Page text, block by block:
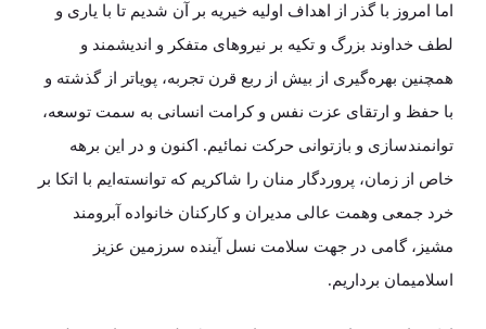
اما امروز با گذر از اهداف اولیه خیریه بر آن شدیم تا با یاری و
لطف خداوند بزرگ و تکیه بر نیروهای متفکر و اندیشمند و
همچنین بهره‌گیری از بیش از ربع قرن تجربه، پویاتر از گذشته و
با حفظ و ارتقای عزت نفس و کرامت انسانی به سمت توسعه،
توانمندسازی و بازتوانی حرکت نمائیم. اکنون و در این برهه
خاص از زمان، پروردگار منان را شاکریم که توانسته‌ایم با اتکا بر
خرد جمعی وهمت عالی مدیران و کارکنان خانواده آبرومند
مشیز، گامی در جهت سلامت نسل آینده سرزمین عزیز
اسلامیمان برداریم.